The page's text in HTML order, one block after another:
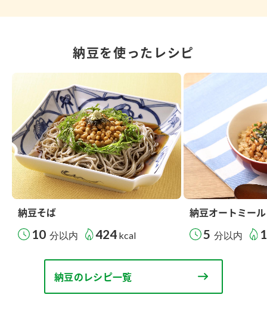
納豆を使ったレシピ
納豆そば
10 分以内 424 kcal
納豆オートミール
5 分以内
納豆のレシピ一覧